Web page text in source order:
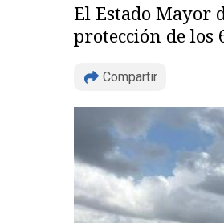
El Estado Mayor
protección de los
Compartir